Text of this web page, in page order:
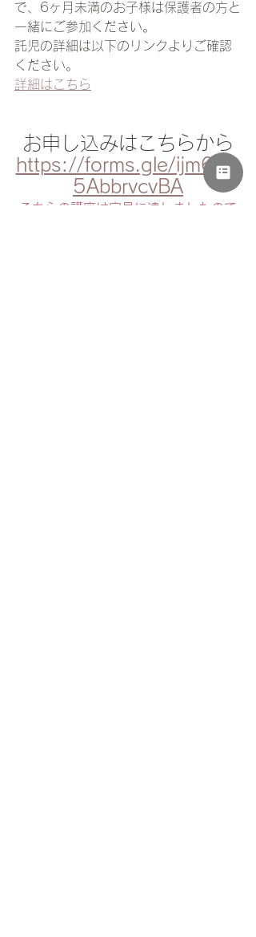
で、6ヶ月未満のお子様は保護者の方と
一緒にご参加ください。
託児の詳細は以下のリンクよりご確認
ください。
詳細はこちら
お申し込みはこちらから
https://forms.gle/ijm6Lie
5AbbrvcvBA
こちらの講座は定員に達しましたので